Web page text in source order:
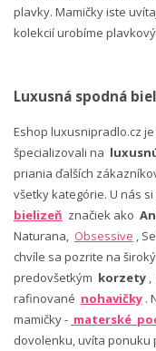
plavky. Mamičky iste
kolekcií urobíme
Luxusná spodná
Eshop luxusnipradlo.cz
špecializovali na
priania ďalších
všetky kategórie. U nás
bielizeň značiek ako
Naturana, Obsessive ,
chvíle sa pozrite na
predovšetkým korzety ,
rafinované nohavičky .
mamičky - materské
dovolenku, uvíta ponuku